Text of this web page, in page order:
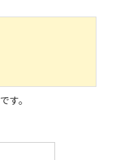
です。